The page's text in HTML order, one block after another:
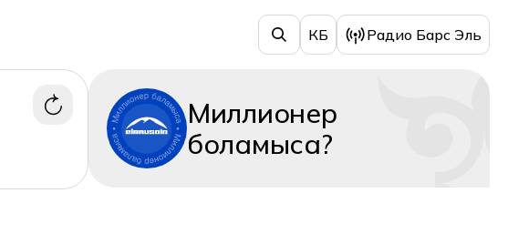
КБ Радио Барс Эль
Миллионер
боламыса?